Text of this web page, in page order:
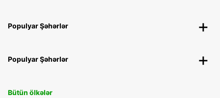
Populyar Şəhərlər
Populyar Şəhərlər
Bütün ölkələr